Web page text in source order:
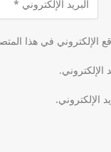
الإلكتروني في هذا
الإلكتروني.
الإلكتروني.